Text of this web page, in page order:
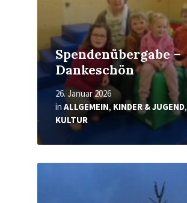
Spendenübergabe –
Dankeschön
26. Januar 2026
in ALLGEMEIN, KINDER & JUGEND,
KULTUR
Mehr